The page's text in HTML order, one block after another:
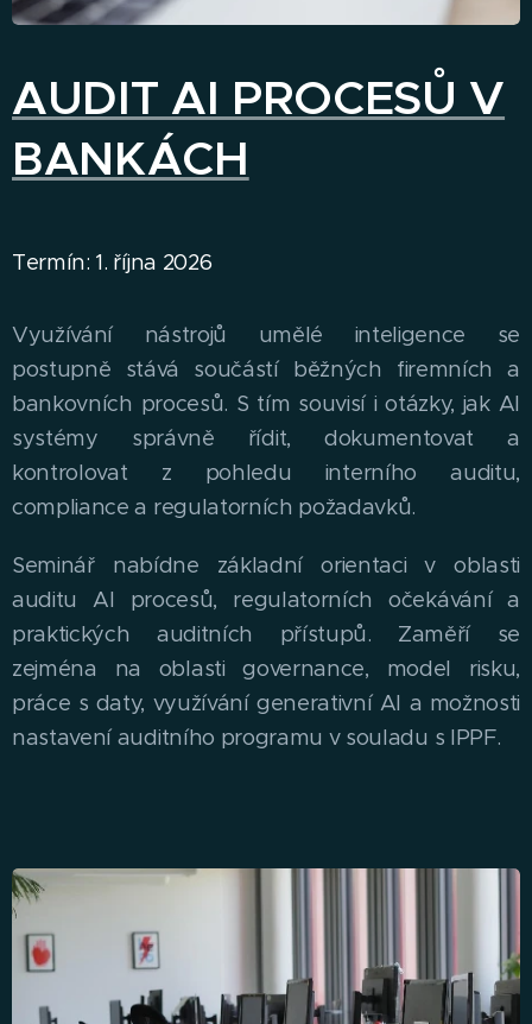
AUDIT AI PROCESŮ V
BANKÁCH
Termín: 1. října 2026
Využívání nástrojů umělé inteligence se
postupně stává součástí běžných firemních a
bankovních procesů. S tím souvisí i otázky, jak AI
systémy správně řídit, dokumentovat a
kontrolovat z pohledu interního auditu,
compliance a regulatorních požadavků.
Seminář nabídne základní orientaci v oblasti
auditu AI procesů, regulatorních očekávání a
praktických auditních přístupů. Zaměří se
zejména na oblasti governance, model risku,
práce s daty, využívání generativní AI a možnosti
nastavení auditního programu v souladu s IPPF.